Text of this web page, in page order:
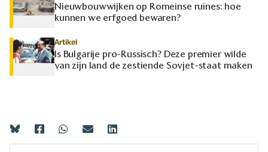
Nieuwbouwwijken op Romeinse ruïnes: hoe
kunnen we erfgoed bewaren?
Artikel
Is Bulgarije pro-Russisch? Deze premier wilde
van zijn land de zestiende Sovjet-staat maken